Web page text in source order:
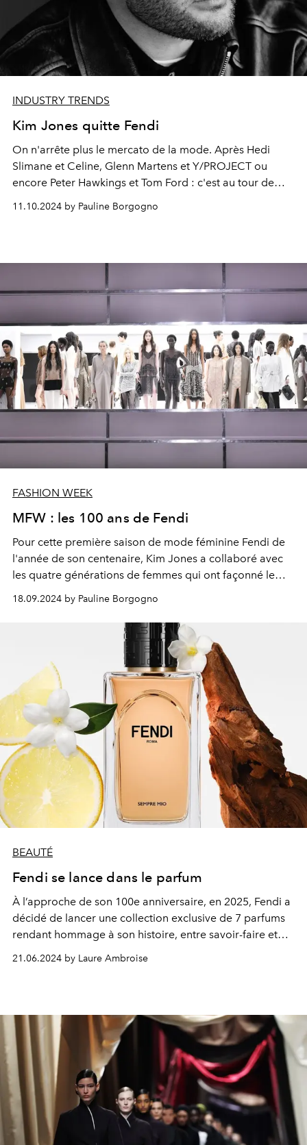
INDUSTRY TRENDS
Kim Jones quitte Fendi
On n'arrête plus le mercato de la mode. Après Hedi
Slimane et Celine, Glenn Martens et Y/PROJECT ou
encore Peter Hawkings et Tom Ford : c'est au tour de
Kim Jones de dire au revoir à son poste de directeur
artistique chez Fendi.
11.10.2024 by Pauline Borgogno
FASHION WEEK
MFW : les 100 ans de Fendi
Pour cette première saison de mode féminine Fendi de
l'année de son centenaire, Kim Jones a collaboré avec
les quatre générations de femmes qui ont façonné le
parcours de la maison.
18.09.2024 by Pauline Borgogno
BEAUTÉ
Fendi se lance dans le parfum
À l’approche de son 100e anniversaire, en 2025, Fendi a
décidé de lancer une collection exclusive de 7 parfums
rendant hommage à son histoire, entre savoir-faire et
esprit d’innovation.
21.06.2024 by Laure Ambroise